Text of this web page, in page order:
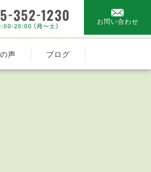
お問い合わせ
声 ブログ